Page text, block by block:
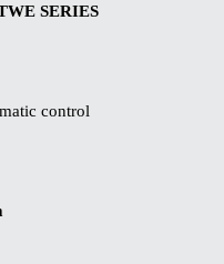
SERIES
control